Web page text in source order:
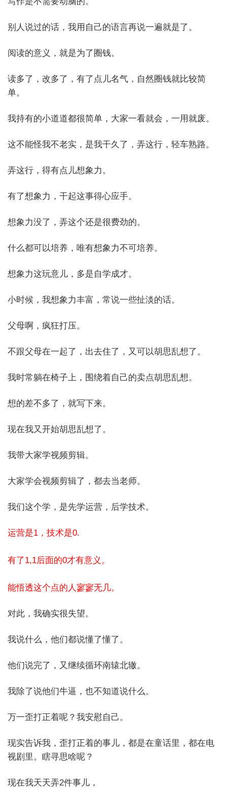
别人说过的话，我用自己的语言再说一遍就是了。
阅读的意义，就是为了圈钱。
读多了，改多了，有了点儿名气，自然圈钱就比较简
单。
我持有的小道道都很简单，大家一看就会，一用就废。
这不能怪我不老实，是我干久了，弄这行，轻车熟路。
弄这行，得有点儿想象力。
有了想象力，干起这事得心应手。
想象力没了，弄这个还是很费劲的。
什么都可以培养，唯有想象力不可培养。
想象力这玩意儿，多是自学成才。
小时候，我想象力丰富，常说一些扯淡的话。
父母啊，疯狂打压。
不跟父母在一起了，出去住了，又可以胡思乱想了。
我时常躺在椅子上，围绕着自己的卖点胡思乱想。
想的差不多了，就写下来。
现在我又开始胡思乱想了。
我带大家学视频剪辑。
大家学会视频剪辑了，都去当老师。
我们这个学，是先学运营，后学技术。
运营是1，技术是0.
有了1,1后面的0才有意义。
能悟透这个点的人寥寥无几。
对此，我确实很失望。
我说什么，他们都说懂了懂了。
他们说完了，又继续循环南辕北辙。
我除了说他们牛逼，也不知道说什么。
万一歪打正着呢？我安慰自己。
现实告诉我，歪打正着的事儿，都是在童话里，都在电
视剧里。瞎寻思啥呢？
现在我天天弄2件事儿，